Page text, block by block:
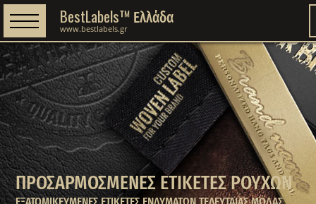
ΠΡΟΣΑΡΜΟΣΜΕΝΕΣ ΕΤΙΚΕΤΕΣ ΡΟΥΧΩΝ
ΕΞΑΤΟΜΙΚΕΥΜΕΝΕΣ ΕΤΙΚΕΤΕΣ ΕΝΔΥΜΑΤΩΝ ΤΕΛΕΥΤΑΙΑΣ ΜΟΔΑΣ
BestLabels™ Ελλάδα
www.bestlabels.gr